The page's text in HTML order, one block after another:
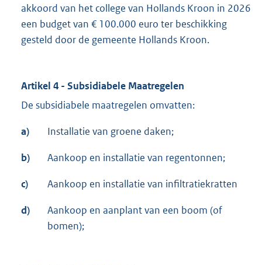
akkoord van het college van Hollands Kroon in 2026
een budget van € 100.000 euro ter beschikking
gesteld door de gemeente Hollands Kroon.
Artikel 4 - Subsidiabele Maatregelen
De subsidiabele maatregelen omvatten:
a) Installatie van groene daken;
b) Aankoop en installatie van regentonnen;
c) Aankoop en installatie van infiltratiekratten
d)
Aankoop en aanplant van een boom (of
bomen);